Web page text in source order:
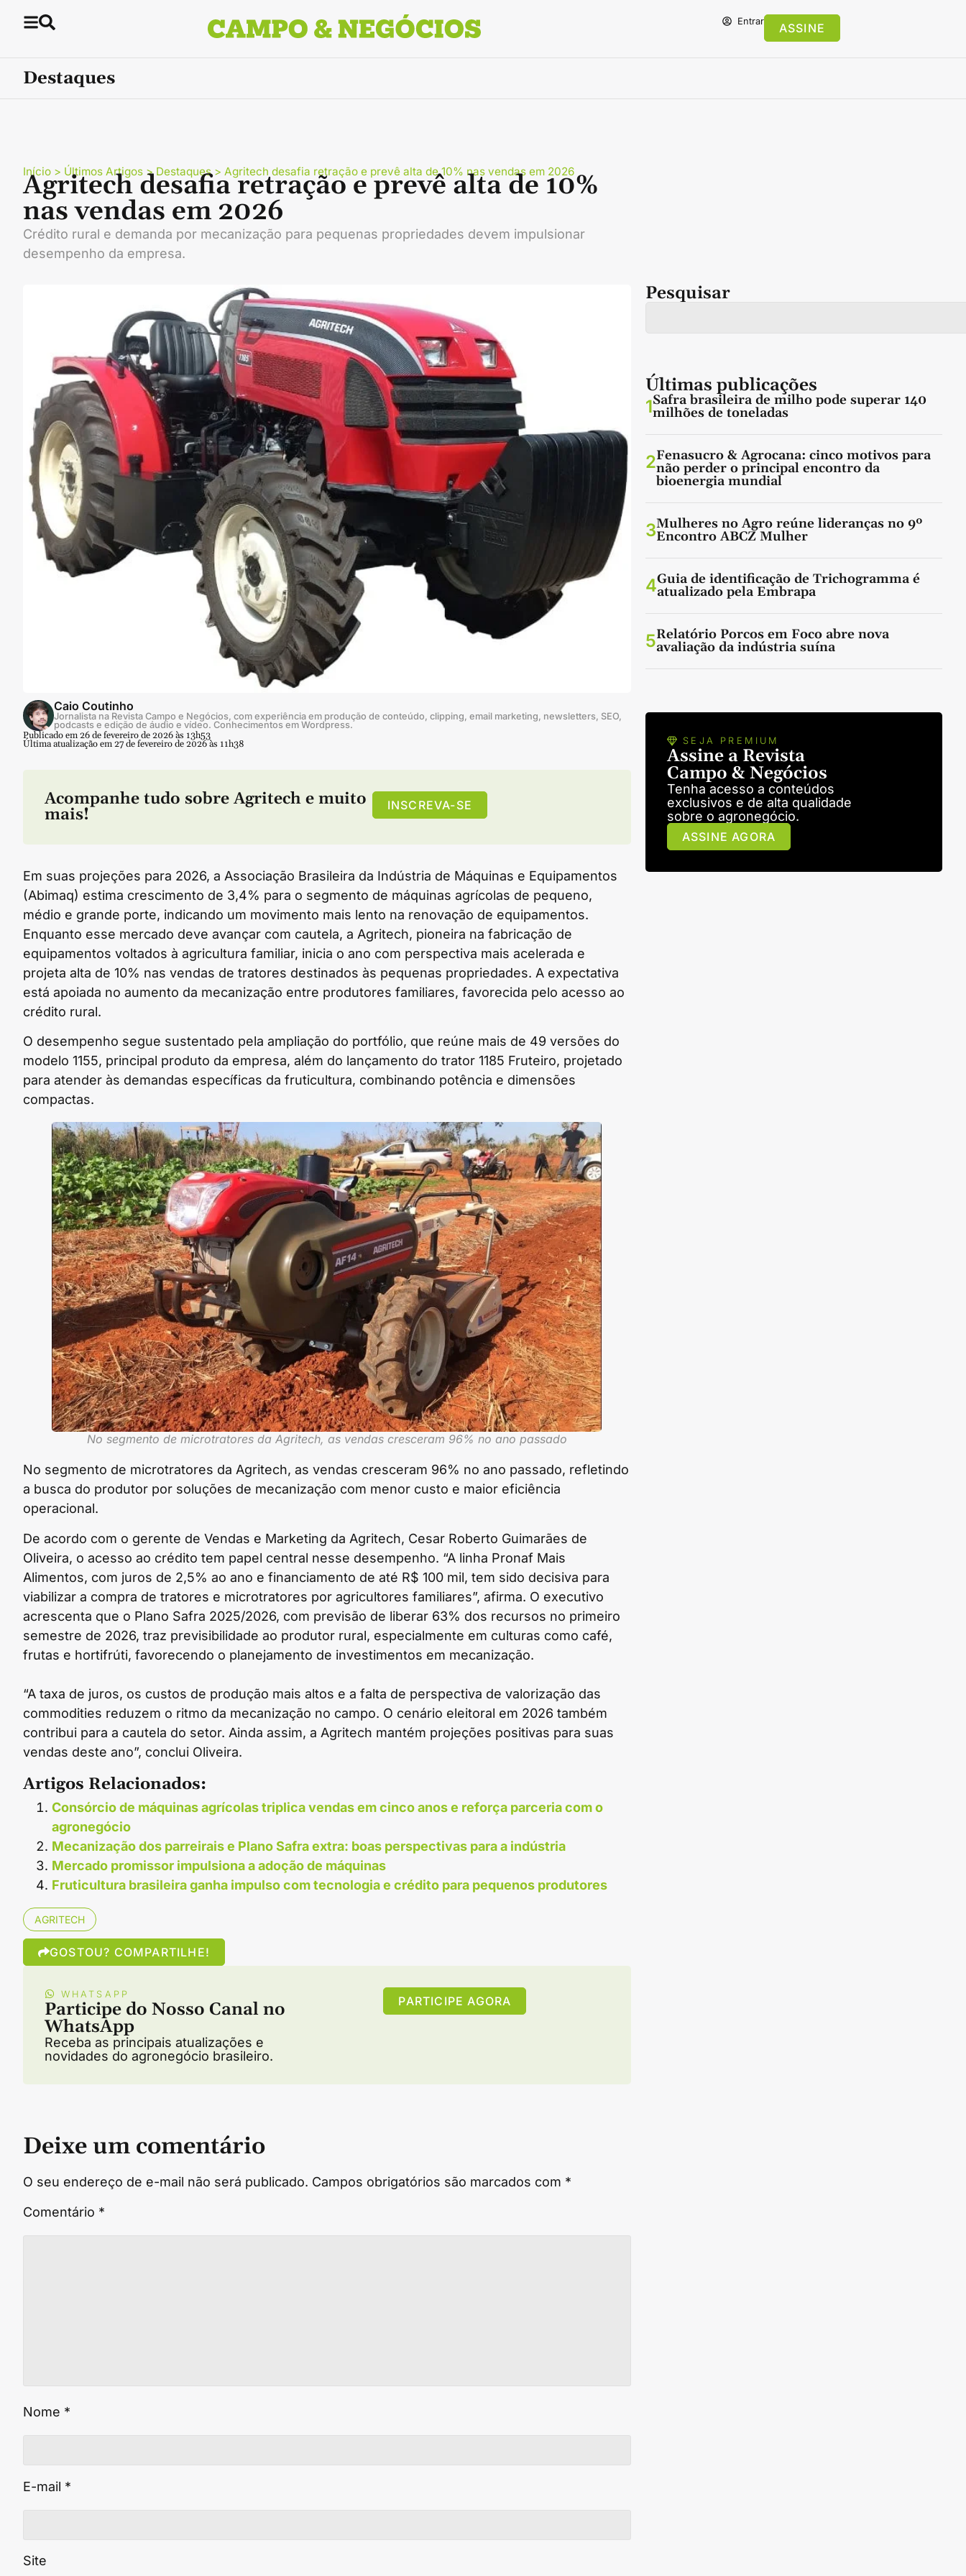
Entrar ASSINE
Destaques
Início > Últimos Artigos > Destaques> Agritech desafia retração e prevê alta de 10% nas vendas em 2026
Agritech desafia retração e prevê alta de 10%
nas vendas em 2026
Crédito rural e demanda por mecanização para pequenas propriedades devem impulsionar
desempenho da empresa.
Caio Coutinho
Jornalista na Revista Campo e Negócios, com experiência em produção de conteúdo, clipping, email marketing, newsletters, SEO,
podcasts e edição de áudio e vídeo. Conhecimentos em Wordpress.
Publicado em 26 de fevereiro de 2026 às 13h53
Última atualização em 27 de fevereiro de 2026 às 11h38
Acompanhe tudo sobre Agritech e muito
mais! INSCREVA-SE
Em suas projeções para 2026, a Associação Brasileira da Indústria de Máquinas e Equipamentos
(Abimaq) estima crescimento de 3,4% para o segmento de máquinas agrícolas de pequeno,
médio e grande porte, indicando um movimento mais lento na renovação de equipamentos.
Enquanto esse mercado deve avançar com cautela, a Agritech, pioneira na fabricação de
equipamentos voltados à agricultura familiar, inicia o ano com perspectiva mais acelerada e
projeta alta de 10% nas vendas de tratores destinados às pequenas propriedades. A expectativa
está apoiada no aumento da mecanização entre produtores familiares, favorecida pelo acesso ao
crédito rural.
O desempenho segue sustentado pela ampliação do portfólio, que reúne mais de 49 versões do
modelo 1155, principal produto da empresa, além do lançamento do trator 1185 Fruteiro, projetado
para atender às demandas específicas da fruticultura, combinando potência e dimensões
compactas.
No segmento de microtratores da Agritech, as vendas cresceram 96% no ano passado
No segmento de microtratores da Agritech, as vendas cresceram 96% no ano passado, refletindo
a busca do produtor por soluções de mecanização com menor custo e maior eficiência
operacional.
De acordo com o gerente de Vendas e Marketing da Agritech, Cesar Roberto Guimarães de
Oliveira, o acesso ao crédito tem papel central nesse desempenho. “A linha Pronaf Mais
Alimentos, com juros de 2,5% ao ano e financiamento de até R$ 100 mil, tem sido decisiva para
viabilizar a compra de tratores e microtratores por agricultores familiares”, afirma. O executivo
acrescenta que o Plano Safra 2025/2026, com previsão de liberar 63% dos recursos no primeiro
semestre de 2026, traz previsibilidade ao produtor rural, especialmente em culturas como café,
frutas e hortifrúti, favorecendo o planejamento de investimentos em mecanização.
“A taxa de juros, os custos de produção mais altos e a falta de perspectiva de valorização das
commodities reduzem o ritmo da mecanização no campo. O cenário eleitoral em 2026 também
contribui para a cautela do setor. Ainda assim, a Agritech mantém projeções positivas para suas
vendas deste ano”, conclui Oliveira.
Artigos Relacionados:
Consórcio de máquinas agrícolas triplica vendas em cinco anos e reforça parceria com o
agronegócio
Mecanização dos parreirais e Plano Safra extra: boas perspectivas para a indústria
Mercado promissor impulsiona a adoção de máquinas
Fruticultura brasileira ganha impulso com tecnologia e crédito para pequenos produtores
AGRITECH
GOSTOU? COMPARTILHE!
WHATSAPP
Participe do Nosso Canal no
WhatsApp
Receba as principais atualizações e
novidades do agronegócio brasileiro.
PARTICIPE AGORA
Deixe um comentário
O seu endereço de e-mail não será publicado. Campos obrigatórios são marcados com *
Comentário *
Nome *
E-mail *
Site
Pesquisar
Últimas publicações
1Safra brasileira de milho pode superar 140
milhões de toneladas
2Fenasucro & Agrocana: cinco motivos para
não perder o principal encontro da
bioenergia mundial
3Mulheres no Agro reúne lideranças no 9º
Encontro ABCZ Mulher
4Guia de identificação de Trichogramma é
atualizado pela Embrapa
5Relatório Porcos em Foco abre nova
avaliação da indústria suína
SEJA PREMIUM
Assine a Revista
Campo & Negócios
Tenha acesso a conteúdos
exclusivos e de alta qualidade
sobre o agronegócio.
ASSINE AGORA